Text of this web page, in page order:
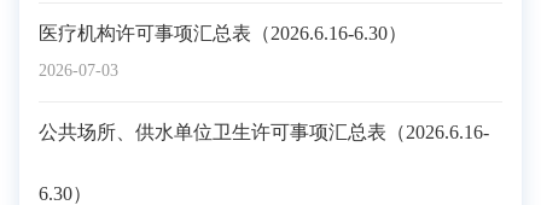
2026-07-03
医疗机构许可事项汇总表（2026.6.16-6.30）
公共场所、供水单位卫生许可事项汇总表（2026.6.16-
6.30）